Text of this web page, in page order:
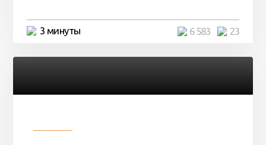
3 минуты 23
6 583